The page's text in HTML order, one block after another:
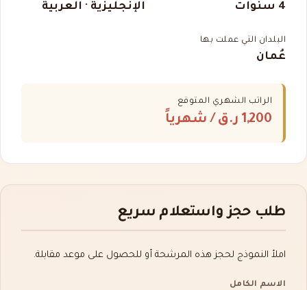
4 سنوات الإنجليزية · العربية
البلدان التي عملت بها
عُمان
الراتب الشهري المتوقع
1,200 ر.ق / شهرياً
طلب حجز واستعلام سريع
املأ النموذج لحجز هذه المرشحة أو للحصول على موعد مقابلة.
الاسم الكامل